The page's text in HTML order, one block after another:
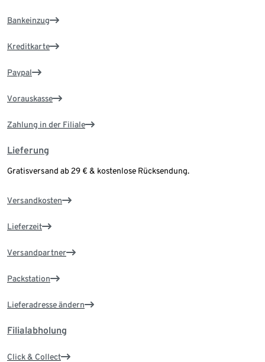
Bankeinzug
Kreditkarte
Paypal
Vorauskasse
Zahlung in der Filiale
Lieferung
Gratisversand ab 29 € & kostenlose Rücksendung.
Versandkosten
Lieferzeit
Versandpartner
Packstation
Lieferadresse ändern
Filialabholung
Click & Collect